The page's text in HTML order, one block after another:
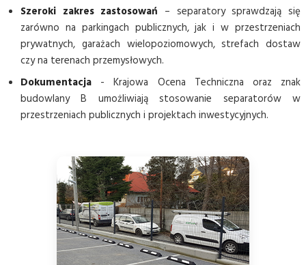
Szeroki zakres zastosowań – separatory sprawdzają się
zarówno na parkingach publicznych, jak i w przestrzeniach
prywatnych, garażach wielopoziomowych, strefach dostaw
czy na terenach przemysłowych.
Dokumentacja - Krajowa Ocena Techniczna oraz znak
budowlany B umożliwiają stosowanie separatorów w
przestrzeniach publicznych i projektach inwestycyjnych.